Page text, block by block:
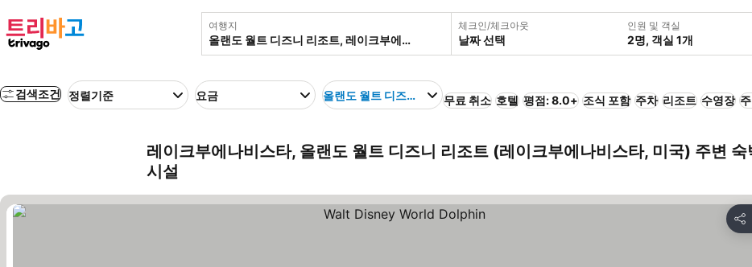
여행지 체크인/체크아웃
날짜 선택
인원 및 객실
2명, 객실 1개
검색조건 정렬기준 요금 올랜도 월트 디즈니 리조트무료 취소 호텔 평점: 8.0+ 조식 포함 주차 리조트 수영장
레이크부에나비스타, 올랜도 월트 디즈니 리조트 (레이크부에나비스타, 미국) 주변 숙
시설
공유